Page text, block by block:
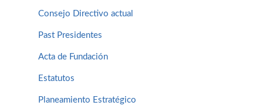
Consejo Directivo actual
Past Presidentes
Acta de Fundación
Estatutos
Planeamiento Estratégico